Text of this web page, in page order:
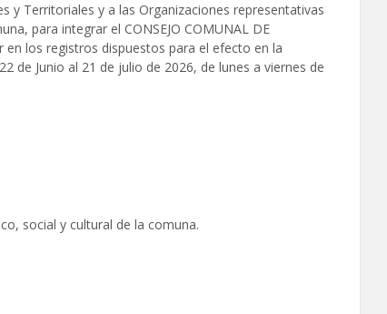
y Territoriales y a las Organizaciones representativas
para integrar el CONSEJO COMUNAL DE
en los registros dispuestos para el efecto en la
de Junio al 21 de julio de 2026, de lunes a viernes de
social y cultural de la comuna.